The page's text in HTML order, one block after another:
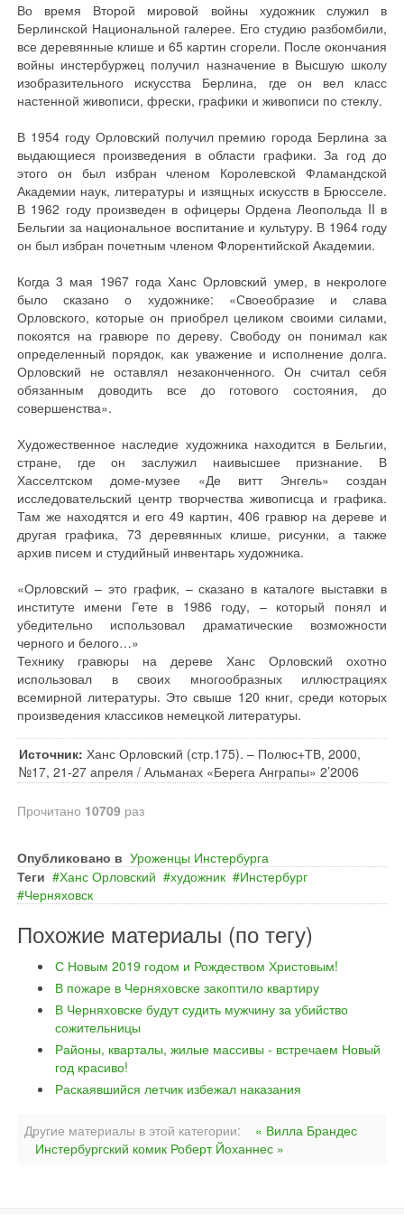
Во время Второй мировой войны художник служил в
Берлинской Национальной галерее. Его студию разбомбили,
все деревянные клише и 65 картин сгорели. После окончания
войны инстербуржец получил назначение в Высшую школу
изобразительного искусства Берлина, где он вел класс
настенной живописи, фрески, графики и живописи по стеклу.
В 1954 году Орловский получил премию города Берлина за
выдающиеся произведения в области графики. За год до
этого он был избран членом Королевской Фламандской
Академии наук, литературы и изящных искусств в Брюсселе.
В 1962 году произведен в офицеры Ордена Леопольда II в
Бельгии за национальное воспитание и культуру. В 1964 году
он был избран почетным членом Флорентийской Академии.
Когда 3 мая 1967 года Ханс Орловский умер, в некрологе
было сказано о художнике: «Своеобразие и слава
Орловского, которые он приобрел целиком своими силами,
покоятся на гравюре по дереву. Свободу он понимал как
определенный порядок, как уважение и исполнение долга.
Орловский не оставлял незаконченного. Он считал себя
обязанным доводить все до готового состояния, до
совершенства».
Художественное наследие художника находится в Бельгии,
стране, где он заслужил наивысшее признание. В
Хасселтском доме-музее «Де витт Энгель» создан
исследовательский центр творчества живописца и графика.
Там же находятся и его 49 картин, 406 гравюр на дереве и
другая графика, 73 деревянных клише, рисунки, а также
архив писем и студийный инвентарь художника.
«Орловский – это график, – сказано в каталоге выставки в
институте имени Гете в 1986 году, – который понял и
убедительно использовал драматические возможности
черного и белого…»
Технику гравюры на дереве Ханс Орловский охотно
использовал в своих многообразных иллюстрациях
всемирной литературы. Это свыше 120 книг, среди которых
произведения классиков немецкой литературы.
Источник: Ханс Орловский (стр.175). – Полюс+ТВ, 2000,
№17, 21-27 апреля / Альманах «Берега Анграпы» 2’2006
Прочитано 10709 раз
Опубликовано в Уроженцы Инстербурга
Теги
Ханс Орловский художник
Инстербург
Черняховск
Похожие материалы (по тегу)
С Новым 2019 годом и Рождеством Христовым!
В пожаре в Черняховске закоптило квартиру
В Черняховске будут судить мужчину за убийство
сожительницы
Районы, кварталы, жилые массивы - встречаем Новый
год красиво!
Раскаявшийся летчик избежал наказания
Другие материалы в этой категории:
« Вилла Брандес
Инстербургский комик Роберт Йоханнес »